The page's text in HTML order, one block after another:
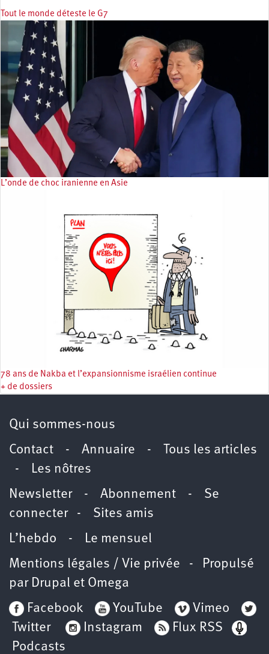
Tout le monde déteste le G7
L’onde de choc iranienne en Asie
78 ans de Nakba et l’expansionnisme israélien continue
+ de dossiers
Qui sommes-nous
Contact - Annuaire -
Tous les articles
- Les nôtres
Newsletter- Abonnement - Se
connecter- Sites amis
L’hebdo - Le mensuel
Mentions légales / Vie privée - Propulsé
par Drupal et Omega
Facebook
YouTube
Vimeo
Twitter
Instagram
Flux RSS
Podcasts